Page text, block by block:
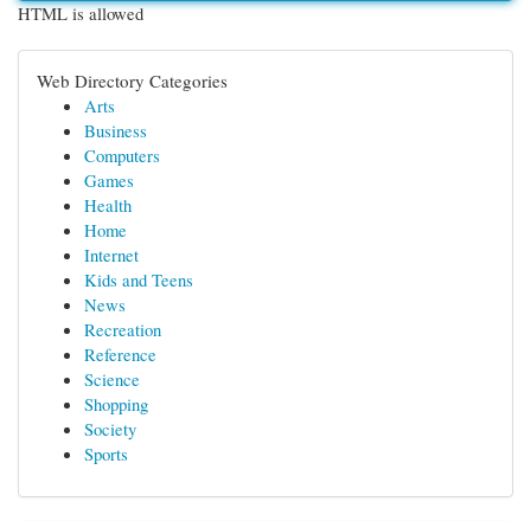
HTML is allowed
Web Directory Categories
Arts
Business
Computers
Games
Health
Home
Internet
Kids and Teens
News
Recreation
Reference
Science
Shopping
Society
Sports